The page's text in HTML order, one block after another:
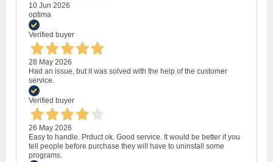
10 Jun 2026
optima
Verified buyer
28 May 2026
Had an issue, but it was solved with the help of the customer
service.
Verified buyer
26 May 2026
Easy to handle. Prduct ok. Good service. It would be better if you
tell people before purchase they will have to uninstall some
programs.